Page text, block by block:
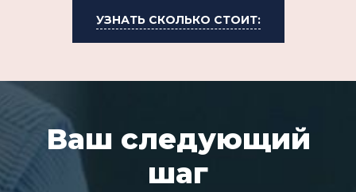
УЗНАТЬ СКОЛЬКО СТОИТ:
Ваш следующий
шаг